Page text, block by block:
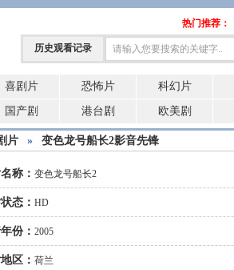
历史观看记录
热门推荐：
喜剧片 恐怖片 科幻片
国产剧 港台剧 欧美剧
片 » 变色龙号船长2影音先锋
称： 变色龙号船长2
态： HD
份： 2005
区： 荷兰